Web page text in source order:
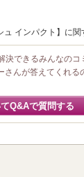
インパクト】に関
できるみんなのコ
んが答えてくれる
Q&Aで質問する